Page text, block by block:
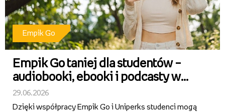
Empik Go
Empik Go taniej dla studentów –
audiobooki, ebooki i podcasty w
specjalnej ofercie
29.06.2026
Dzięki współpracy Empik Go i Uniperks studenci mogą